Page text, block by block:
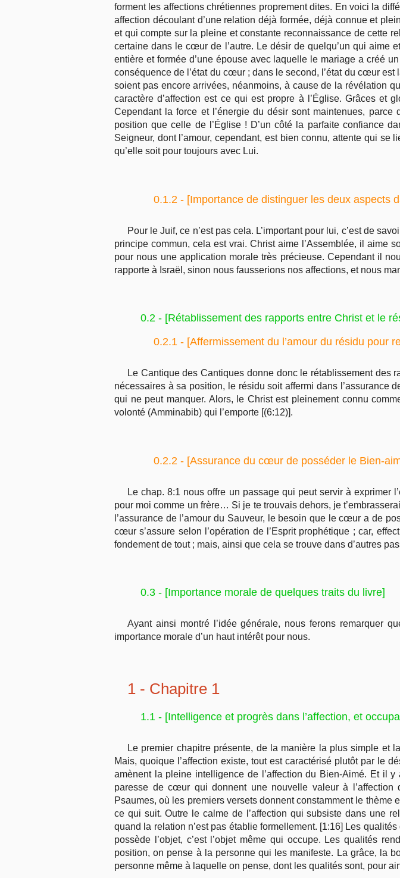
forment les affections chrétiennes proprement dites. En voici la
affection découlant d’une relation déjà formée, déjà connue et
et qui compte sur la pleine et constante reconnaissance de cette
certaine dans le cœur de l’autre. Le désir de quelqu’un qui aime
entière et formée d’une épouse avec laquelle le mariage a créé
conséquence de l’état du cœur ; dans le second, l’état du cœur
soient pas encore arrivées, néanmoins, à cause de la révélation
caractère d’affection est ce qui est propre à l’Église. Grâces
Cependant la force et l’énergie du désir sont maintenues,
position que celle de l’Église ! D’un côté la parfaite confiance
Seigneur, dont l’amour, cependant, est bien connu, attente qui
qu’elle soit pour toujours avec Lui.
0.1.2 - [Importance de distinguer les deux aspects
Pour le Juif, ce n’est pas cela. L’important pour lui, c’est de
principe commun, cela est vrai. Christ aime l’Assemblée, il aime
pour nous une application morale très précieuse. Cependant il
rapporte à Israël, sinon nous fausserions nos affections, et nous
0.2 - [Rétablissement des rapports entre Christ et le
0.2.1 - [Affermissement du l’amour du résidu pour
Le Cantique des Cantiques donne donc le rétablissement
nécessaires à sa position, le résidu soit affermi dans l’assurance
qui ne peut manquer. Alors, le Christ est pleinement connu
volonté (Amminabib) qui l’emporte [(6:12)].
0.2.2 - [Assurance du cœur de posséder le Bien-
Le chap. 8:1 nous offre un passage qui peut servir à exprimer
pour moi comme un frère… Si je te trouvais dehors, je
l’assurance de l’amour du Sauveur, le besoin que le cœur a de
cœur s’assure selon l’opération de l’Esprit prophétique ; car,
fondement de tout ; mais, ainsi que cela se trouve dans d’autres
0.3 - [Importance morale de quelques traits du livre]
Ayant ainsi montré l’idée générale, nous ferons remarquer
importance morale d’un haut intérêt pour nous.
1 - Chapitre 1
1.1 - [Intelligence et progrès dans l’affection, et
Le premier chapitre présente, de la manière la plus simple et
Mais, quoique l’affection existe, tout est caractérisé plutôt par le
amènent la pleine intelligence de l’affection du Bien-Aimé. Et il
paresse de cœur qui donnent une nouvelle valeur à
Psaumes, où les premiers versets donnent constamment le
ce qui suit. Outre le calme de l’affection qui subsiste dans une
quand la relation n’est pas établie formellement. [1:16] Les
possède l’objet, c’est l’objet même qui occupe. Les qualités
position, on pense à la personne qui les manifeste. La grâce, la
personne même à laquelle on pense, dont les qualités sont, pour